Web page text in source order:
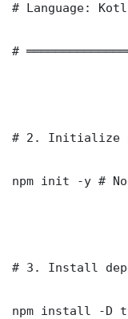
# Language:
#
# 2. Initialize
npm init -y #
# 3. Install
npm install -D